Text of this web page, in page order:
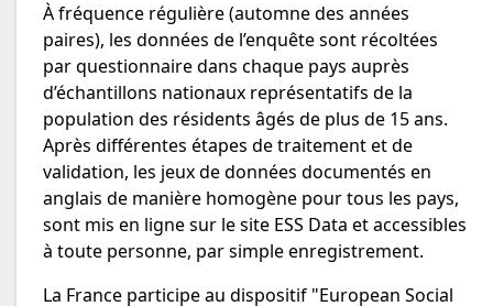
À fréquence régulière (automne des années
paires), les données de l’enquête sont récoltées
par questionnaire dans chaque pays auprès
d’échantillons nationaux représentatifs de la
population des résidents âgés de plus de 15 ans.
Après différentes étapes de traitement et de
validation, les jeux de données documentés en
anglais de manière homogène pour tous les pays,
sont mis en ligne sur le site ESS Data et accessibles
à toute personne, par simple enregistrement.
La France participe au dispositif "European Social